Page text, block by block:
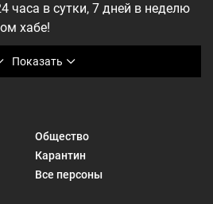
Показать
часа в сутки, 7 дней в неделю
хабе!
Общество
Карантин
Все персоны